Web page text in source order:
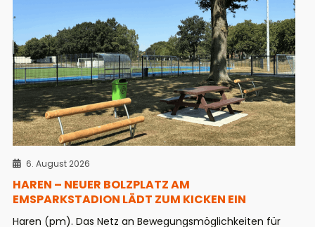
6. August 2026
HAREN – NEUER BOLZPLATZ AM
EMSPARKSTADION LÄDT ZUM KICKEN EIN
Haren (pm). Das Netz an Bewegungsmöglichkeiten für